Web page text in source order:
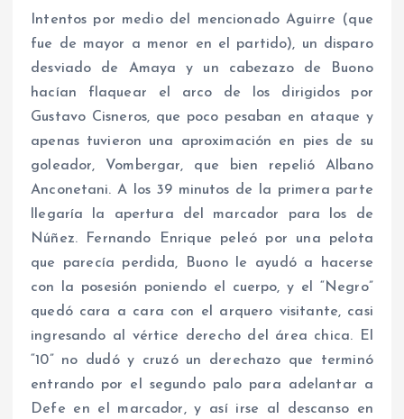
Intentos por medio del mencionado Aguirre (que
fue de mayor a menor en el partido), un disparo
desviado de Amaya y un cabezazo de Buono
hacían flaquear el arco de los dirigidos por
Gustavo Cisneros, que poco pesaban en ataque y
apenas tuvieron una aproximación en pies de su
goleador, Vombergar, que bien repelió Albano
Anconetani. A los 39 minutos de la primera parte
llegaría la apertura del marcador para los de
Núñez. Fernando Enrique peleó por una pelota
que parecía perdida, Buono le ayudó a hacerse
con la posesión poniendo el cuerpo, y el “Negro”
quedó cara a cara con el arquero visitante, casi
ingresando al vértice derecho del área chica. El
“10” no dudó y cruzó un derechazo que terminó
entrando por el segundo palo para adelantar a
Defe en el marcador, y así irse al descanso en